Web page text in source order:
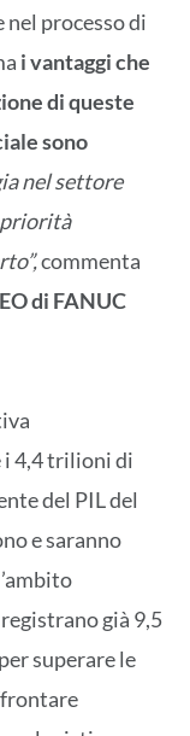
processo di
i vantaggi che
di queste
sono
nel settore
commenta
di FANUC
i 4,4 trilioni di
del PIL del
e saranno
già 9,5
superare le